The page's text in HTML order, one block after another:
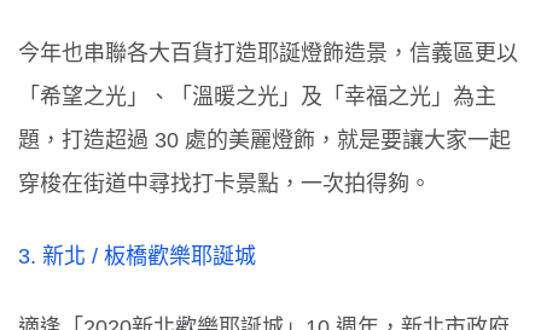
今年也串聯各大百貨打造耶誕燈飾造景，信義區更以
「希望之光」、「溫暖之光」及「幸福之光」為主
題，打造超過 30 處的美麗燈飾，就是要讓大家一起
穿梭在街道中尋找打卡景點，一次拍得夠。
3. 新北 / 板橋歡樂耶誕城